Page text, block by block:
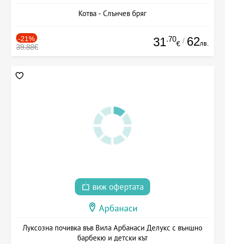
Котва - Слънчев бряг
-21%
39.88€ 31.70
€ / 62лв.
виж офертата
Арбанаси
Луксозна почивка във Вила Арбанаси Делукс с външно
барбекю и детски кът